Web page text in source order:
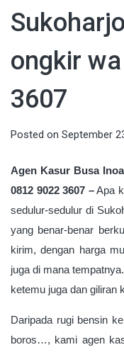
ongkir
3607
Posted on September
Agen Kasur Busa
0812 9022 3607 –Apa
sedulur-sedulur di
yang benar-benar
kirim, dengan harga
juga di mana
ketemu juga dan giliran
Daripada rugi bensin
boros…, kami agen